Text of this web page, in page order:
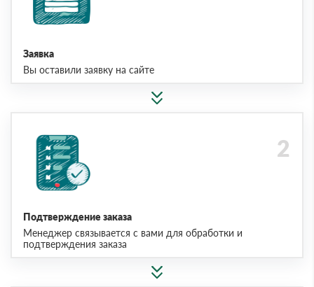
Заявка
Вы оставили заявку на сайте
Подтверждение заказа
Менеджер связывается с вами для обработки и
подтверждения заказа